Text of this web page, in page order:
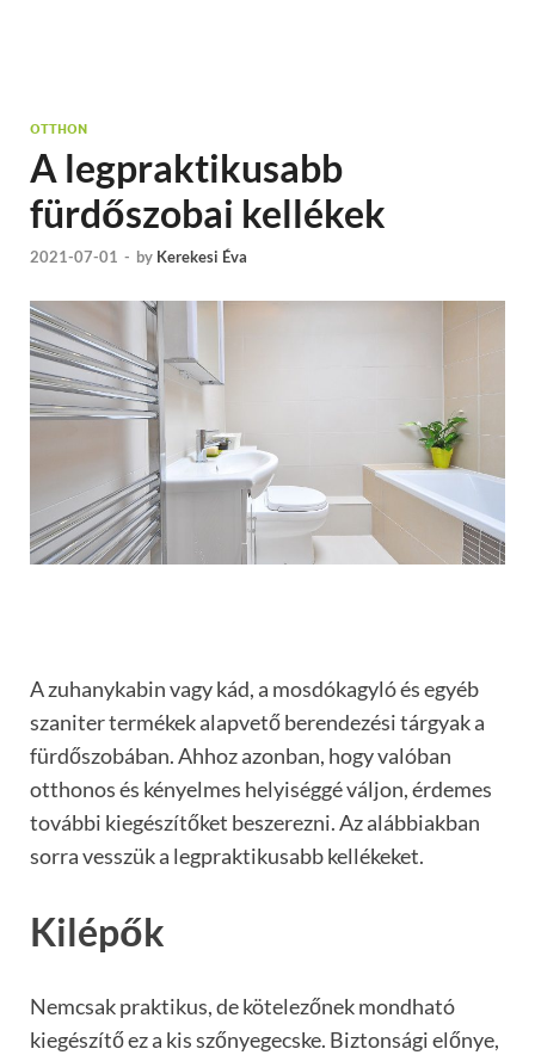
OTTHON
A legpraktikusabb
fürdőszobai kellékek
2021-07-01 - by Kerekesi Éva
A zuhanykabin vagy kád, a mosdókagyló és egyéb
szaniter termékek alapvető berendezési tárgyak a
fürdőszobában. Ahhoz azonban, hogy valóban
otthonos és kényelmes helyiséggé váljon, érdemes
további kiegészítőket beszerezni. Az alábbiakban
sorra vesszük a legpraktikusabb kellékeket.
Kilépők
Nemcsak praktikus, de kötelezőnek mondható
kiegészítő ez a kis szőnyegecske. Biztonsági előnye,